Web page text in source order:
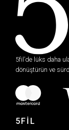
5fil’de lüks daha
dönüştürün ve
5FİL